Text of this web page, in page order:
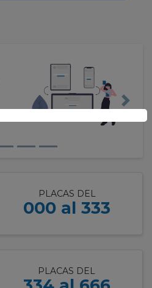
Next
PLACAS DEL
000 al 333
PLACAS DEL